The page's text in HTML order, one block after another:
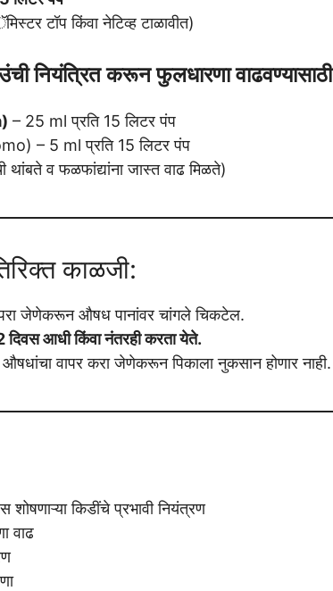
टॉप किंवा नेटिव्ह टाळावीत)
नियंत्रित करून फुलधारणा वाढवण्यासाठी
– 25 ml प्रति 15 लिटर पंप
– 5 ml प्रति 15 लिटर पंप
व फळफांद्यांना जास्त वाढ मिळते)
काळजी:
जेणेकरून औषध पानांवर चांगले चिकटेल.
दिवस आधी किंवा नंतरही करता येते.
औषधांचा वापर करा जेणेकरून पिकाला नुकसान होणार नाही.
किडींचे प्रभावी नियंत्रण
वाढ